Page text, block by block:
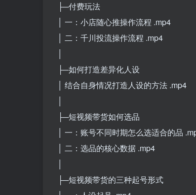
├─付费玩法
│ 一：小店随心推操作流程 .mp4
│ 二：千川投流操作流程 .mp4
├─如何打造差异化人设
│ 结合自身情况打造人设的方法 .mp4
├─短视频带货如何选品
│ 一：账号不同时期怎么选适合的品
│ 二：选品的核心数据 .mp4
├─短视频带货的三种起号形式